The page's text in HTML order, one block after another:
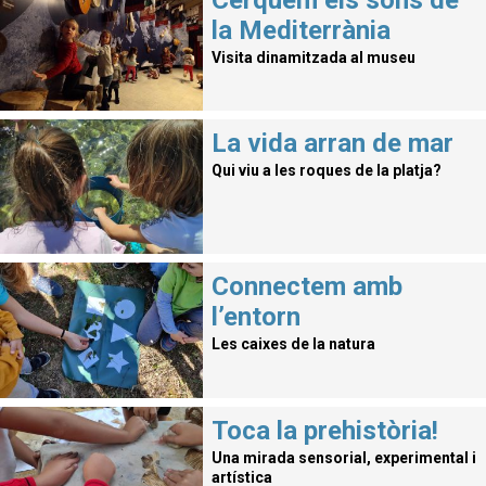
la Mediterrània
Visita dinamitzada al museu
La vida arran de mar
Qui viu a les roques de la platja?
Connectem amb
l’entorn
Les caixes de la natura
Toca la prehistòria!
Una mirada sensorial, experimental i
artística